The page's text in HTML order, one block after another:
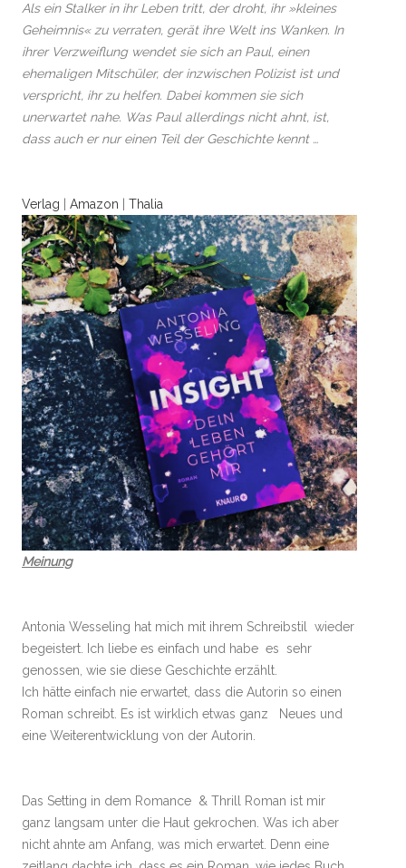
Als ein Stalker in ihr Leben tritt, der droht, ihr »kleines
Geheimnis« zu verraten, gerät ihre Welt ins Wanken. In
ihrer Verzweiflung wendet sie sich an Paul, einen
ehemaligen Mitschüler, der inzwischen Polizist ist und
verspricht, ihr zu helfen. Dabei kommen sie sich
unerwartet nahe. Was Paul allerdings nicht ahnt, ist,
dass auch er nur einen Teil der Geschichte kennt …
Verlag Amazon Thalia
Meinung
Antonia Wesseling hat mich mit ihrem Schreibstil wieder
begeistert. Ich liebe es einfach und habe es sehr
genossen, wie sie diese Geschichte erzählt.
Ich hätte einfach nie erwartet, dass die Autorin so einen
Roman schreibt. Es ist wirklich etwas ganz Neues und
eine Weiterentwicklung von der Autorin.
Das Setting in dem Romance & Thrill Roman ist mir
ganz langsam unter die Haut gekrochen. Was ich aber
nicht ahnte am Anfang, was mich erwartet. Denn eine